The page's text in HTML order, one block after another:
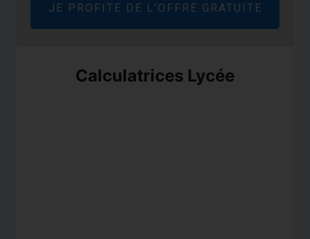
JE PROFITE DE L'OFFRE GRATUITE
Calculatrices Lycée